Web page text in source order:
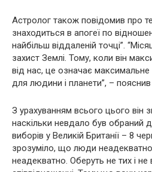
Астролог також повідомив про
знаходиться в апогеї по
найбільш віддаленій точці”.
захист Землі. Тому, коли він
від нас, це означає
для людини і планети”, – пояснив
З урахуванням всього цього він
наскільки невдало був обраний
виборів у Великій Британії – 8
зрозуміло, що люди
неадекватно. Оберуть не тих і